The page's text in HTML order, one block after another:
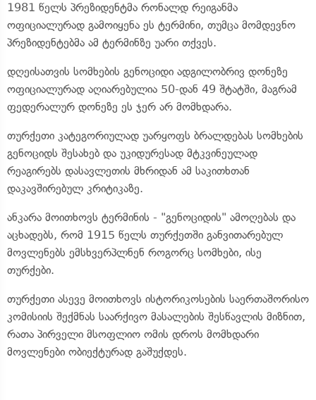
1981 წელს პრეზიდენტმა რონალდ რეიგანმა
ოფიციალურად გამოიყენა ეს ტერმინი, თუმცა მომდევნო
პრეზიდენტებმა ამ ტერმინზე უარი თქვეს.
დღეისათვის სომხების გენოციდი ადგილობრივ დონეზე
ოფიციალურად აღიარებულია 50-დან 49 შტატში, მაგრამ
ფედერალურ დონეზე ეს ჯერ არ მომხდარა.
თურქეთი კატეგორიულად უარყოფს ბრალდებას სომხების
გენოციდს შესახებ და უკიდურესად მტკვინეულად
რეაგირებს დასავლეთის მხრიდან ამ საკითხთან
დაკავშირებულ კრიტიკაზე.
ანკარა მოითხოვს ტერმინის - "გენოციდის" ამოღებას და
აცხადებს, რომ 1915 წელს თურქეთში განვითარებულ
მოვლენებს ემსხვერპლნენ როგორც სომხები, ისე
თურქები.
თურქეთი ასევე მოითხოვს ისტორიკოსების საერთაშორისო
კომისიის შექმნას საარქივო მასალების შესწავლის მიზნით,
რათა პირველი მსოფლიო ომის დროს მომხდარი
მოვლენები ობიექტურად გაშუქდეს.